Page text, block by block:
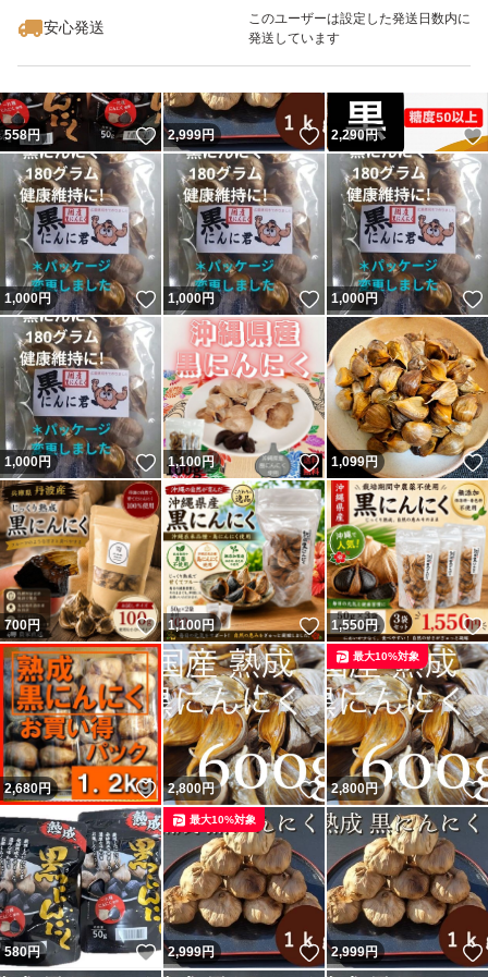
安心発送
このユーザーは設定した発送日数内に
発送しています
558円 いいね！
2,999円 いいね！
2,290円
1,000円 いいね！
1,000円 いいね！
1,000円
1,000円 いいね！
1,100円 いいね！
1,099円
700円 いいね！
1,100 円 いいね！
1,550円
2,680円 いいね！
2,800円 いいね！
2,800円
最大10%対象
580円 いいね！
2,999円 いいね！
最大10%対象
2,999円